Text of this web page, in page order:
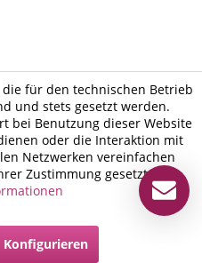
die für den technischen Betrieb
und stets gesetzt werden.
bei Benutzung dieser Website
oder die Interaktion mit
Netzwerken vereinfachen
Zustimmung gesetzt.
Konfigurieren